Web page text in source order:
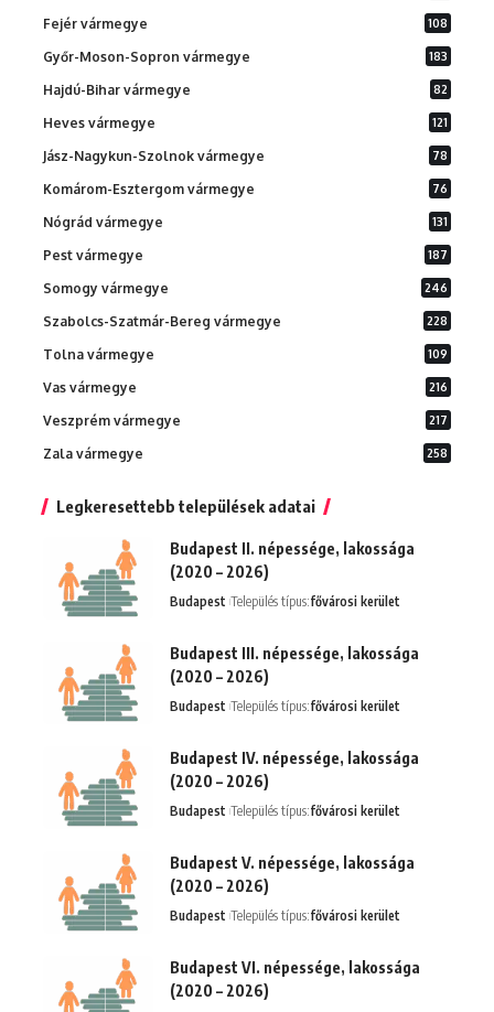
Fejér vármegye 108
Győr-Moson-Sopron vármegye 183
Hajdú-Bihar vármegye 82
Heves vármegye 121
Jász-Nagykun-Szolnok vármegye 78
Komárom-Esztergom vármegye 76
Nógrád vármegye 131
Pest vármegye 187
Somogy vármegye 246
Szabolcs-Szatmár-Bereg vármegye 228
Tolna vármegye 109
Vas vármegye 216
Veszprém vármegye 217
Zala vármegye 258
Legkeresettebb települések adatai
Budapest II. népessége, lakossága
(2020 – 2026)
Budapest Település típus:fővárosi kerület
Budapest III. népessége, lakossága
(2020 – 2026)
Budapest Település típus:fővárosi kerület
Budapest IV. népessége, lakossága
(2020 – 2026)
Budapest Település típus:fővárosi kerület
Budapest V. népessége, lakossága
(2020 – 2026)
Budapest Település típus:fővárosi kerület
Budapest VI. népessége, lakossága
(2020 – 2026)